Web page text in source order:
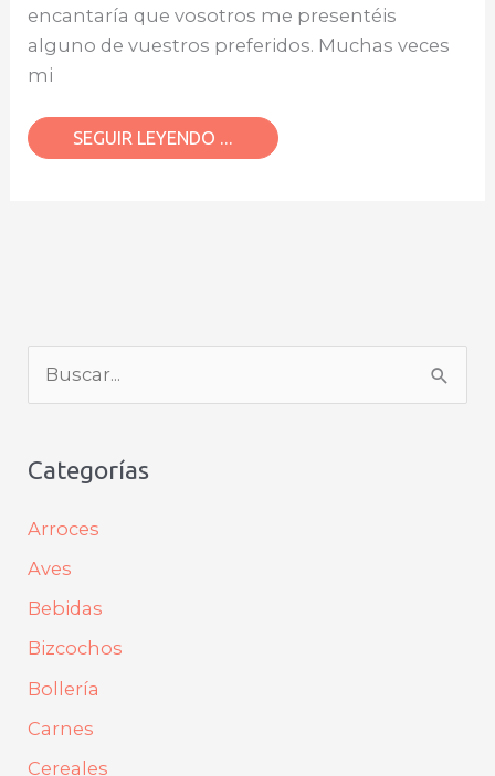
encantaría que vosotros me presentéis
alguno de vuestros preferidos. Muchas veces
mi
SEGUIR LEYENDO ...
c
a
r
:
Categorías
Arroces
Aves
Bebidas
Bizcochos
Bollería
Carnes
Cereales